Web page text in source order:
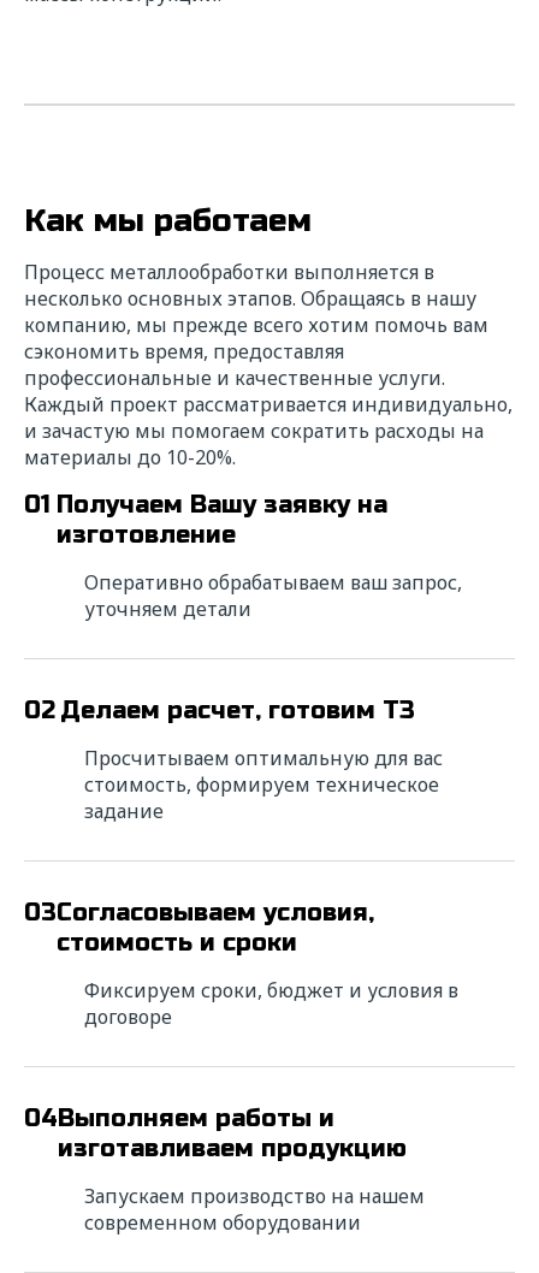
Как мы работаем
Процесс металлообработки выполняется в
несколько основных этапов. Обращаясь в нашу
компанию, мы прежде всего хотим помочь вам
сэкономить время, предоставляя
профессиональные и качественные услуги.
Каждый проект рассматривается индивидуально,
и зачастую мы помогаем сократить расходы на
материалы до 10-20%.
01 Получаем Вашу заявку на
изготовление
Оперативно обрабатываем ваш запрос,
уточняем детали
02 Делаем расчет, готовим ТЗ
Просчитываем оптимальную для вас
стоимость, формируем техническое
задание
03Согласовываем условия,
стоимость и сроки
Фиксируем сроки, бюджет и условия в
договоре
04Выполняем работы и
изготавливаем продукцию
Запускаем производство на нашем
современном оборудовании
Ищете надежного
Мы свяжемся с вами в ближайшее время для
уточнения деталей расчета и в короткие
* — поля обязательные для заполнения
ФИО*
Название компании*
ИНН*
Телефон*